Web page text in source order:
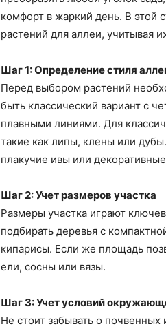
комфорт в жаркий день. В этой
растений для аллеи, учитывая
Шаг 1: Определение стиля
Перед выбором растений
быть классический вариант с
плавными линиями. Для
такие как липы, клены или
плакучие ивы или
Шаг 2: Учет размеров участка
Размеры участка играют
подбирать деревья с
кипарисы. Если же площадь
ели, сосны или вязы.
Шаг 3: Учет условий
Не стоит забывать о